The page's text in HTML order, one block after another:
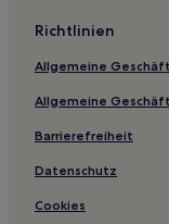
Hotels nahe The
B&B in Dovedale
Gasthäuser in
Gasthöfe in
B&B in Chester
Ferienwohnungen
Richtlinien
Allgemeine
Allgemeine
Barrierefreiheit
Datenschutz
Cookies